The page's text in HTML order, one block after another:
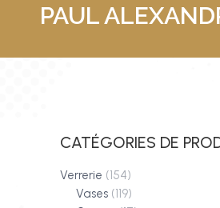
PAUL
CATÉGORIES DE
Verrerie (154)
Vases (119)